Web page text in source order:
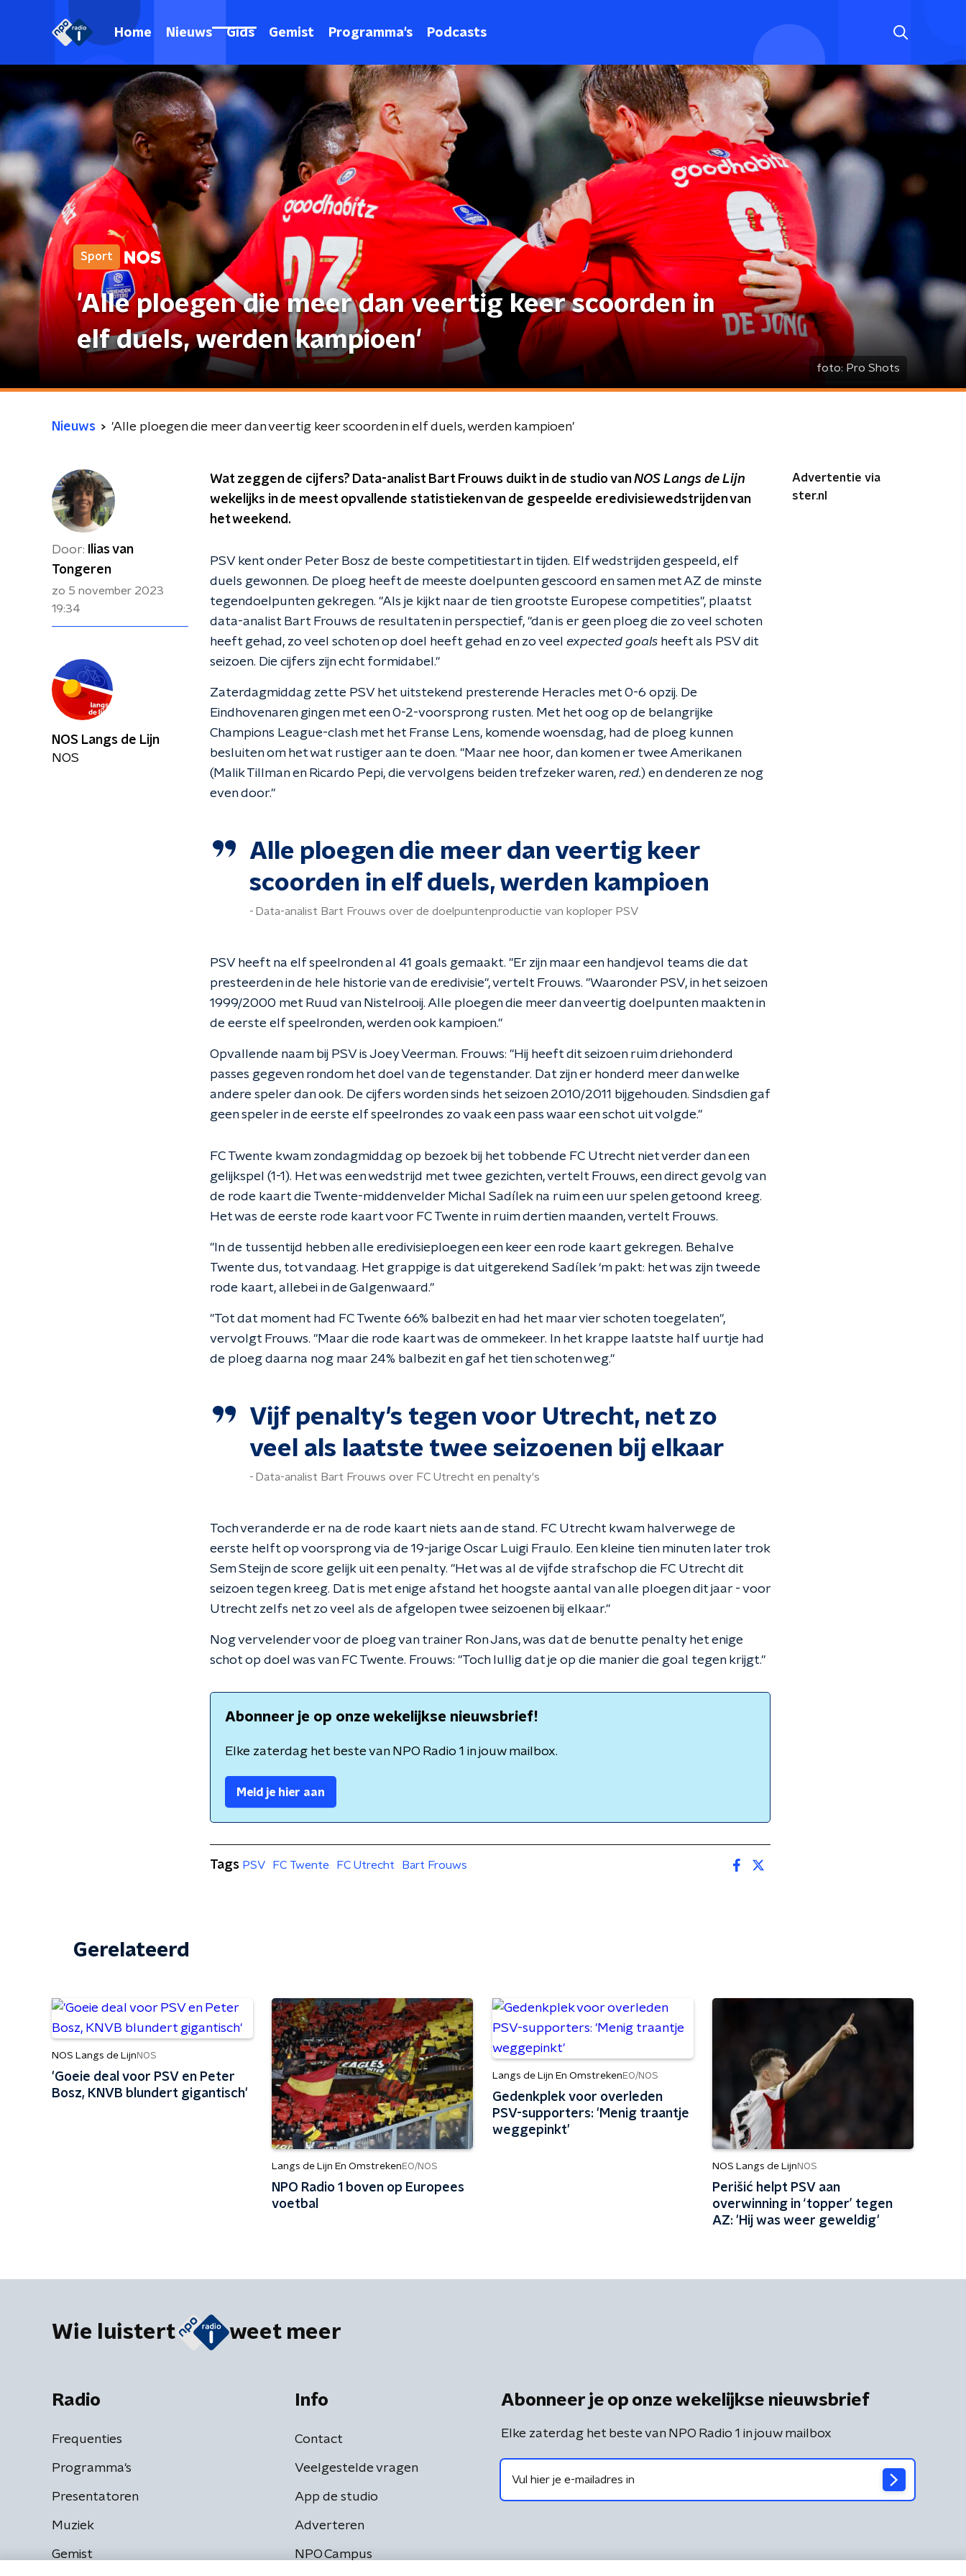
Home Nieuws Gids Gemist Programma's Podcasts
Sport
'Alle ploegen die meer dan veertig keer scoorden in
elf duels, werden kampioen'
foto: Pro Shots
Nieuws 'Alle ploegen die meer dan veertig keer scoorden in elf duels, werden kampioen'
Door:
Ilias van
Tongeren
zo 5 november 2023
19:34
Wat zeggen de cijfers? Data-analist Bart Frouws duikt in de studio vanNOS Langs de Lijn
wekelijks in de meest opvallende statistieken van de gespeelde eredivisiewedstrijden van
het weekend.
PSV kent onder Peter Bosz de beste competitiestart in tijden. Elf wedstrijden gespeeld, elf
duels gewonnen. De ploeg heeft de meeste doelpunten gescoord en samen met AZ de minste
tegendoelpunten gekregen. "Als je kijkt naar de tien grootste Europese competities", plaatst
data-analist Bart Frouws de resultaten in perspectief, "dan is er geen ploeg die zo veel schoten
heeft gehad, zo veel schoten op doel heeft gehad en zo veel expected goals heeft als PSV dit
seizoen. Die cijfers zijn echt formidabel."
Zaterdagmiddag zette PSV het uitstekend presterende Heracles met 0-6 opzij. De
Eindhovenaren gingen met een 0-2-voorsprong rusten. Met het oog op de belangrijke
Champions League-clash met het Franse Lens, komende woensdag, had de ploeg kunnen
besluiten om het wat rustiger aan te doen. "Maar nee hoor, dan komen er twee Amerikanen
(Malik Tillman en Ricardo Pepi, die vervolgens beiden trefzeker waren, red.) en denderen ze nog
even door."
Alle ploegen die meer dan veertig keer
scoorden in elf duels, werden kampioen
Data-analist Bart Frouws over de doelpuntenproductie van koploper PSV
PSV heeft na elf speelronden al 41 goals gemaakt. "Er zijn maar een handjevol teams die dat
presteerden in de hele historie van de eredivisie", vertelt Frouws. "Waaronder PSV, in het seizoen
1999/2000 met Ruud van Nistelrooij. Alle ploegen die meer dan veertig doelpunten maakten in
de eerste elf speelronden, werden ook kampioen."
Opvallende naam bij PSV is Joey Veerman. Frouws: "Hij heeft dit seizoen ruim driehonderd
passes gegeven rondom het doel van de tegenstander. Dat zijn er honderd meer dan welke
andere speler dan ook. De cijfers worden sinds het seizoen 2010/2011 bijgehouden. Sindsdien gaf
geen speler in de eerste elf speelrondes zo vaak een pass waar een schot uit volgde."
FC Twente kwam zondagmiddag op bezoek bij het tobbende FC Utrecht niet verder dan een
gelijkspel (1-1). Het was een wedstrijd met twee gezichten, vertelt Frouws, een direct gevolg van
de rode kaart die Twente-middenvelder Michal Sadílek na ruim een uur spelen getoond kreeg.
Het was de eerste rode kaart voor FC Twente in ruim dertien maanden, vertelt Frouws.
"In de tussentijd hebben alle eredivisieploegen een keer een rode kaart gekregen. Behalve
Twente dus, tot vandaag. Het grappige is dat uitgerekend Sadílek ‘m pakt: het was zijn tweede
rode kaart, allebei in de Galgenwaard."
"Tot dat moment had FC Twente 66% balbezit en had het maar vier schoten toegelaten",
vervolgt Frouws. "Maar die rode kaart was de ommekeer. In het krappe laatste half uurtje had
de ploeg daarna nog maar 24% balbezit en gaf het tien schoten weg."
Vijf penalty's tegen voor Utrecht, net zo
veel als laatste twee seizoenen bij elkaar
Data-analist Bart Frouws over FC Utrecht en penalty's
Toch veranderde er na de rode kaart niets aan de stand. FC Utrecht kwam halverwege de
eerste helft op voorsprong via de 19-jarige Oscar Luigi Fraulo. Een kleine tien minuten later trok
Sem Steijn de score gelijk uit een penalty. "Het was al de vijfde strafschop die FC Utrecht dit
seizoen tegen kreeg. Dat is met enige afstand het hoogste aantal van alle ploegen dit jaar - voor
Utrecht zelfs net zo veel als de afgelopen twee seizoenen bij elkaar."
Nog vervelender voor de ploeg van trainer Ron Jans, was dat de benutte penalty het enige
schot op doel was van FC Twente. Frouws: "Toch lullig dat je op die manier die goal tegen krijgt."
Abonneer je op onze wekelijkse nieuwsbrief!
Elke zaterdag het beste van NPO Radio 1 in jouw mailbox.
Meld je hier aan
Advertentie via
ster.nl
NOS Langs de Lijn
NOS
Tags PSV FC Twente FC Utrecht Bart Frouws
Gerelateerd
NOS Langs de Lijn NOS
'Goeie deal voor PSV en Peter
Bosz, KNVB blundert gigantisch'
Langs de Lijn En Omstreken EO/NOS
NPO Radio 1 boven op Europees
voetbal
Langs de Lijn En Omstreken EO/NOS
Gedenkplek voor overleden
PSV-supporters: 'Menig traantje
weggepinkt'
NOS Langs de Lijn NOS
Perišić helpt PSV aan
overwinning in ‘topper’ tegen
AZ: 'Hij was weer geweldig'
Wie luistert weet meer
Radio
Frequenties
Programma's
Presentatoren
Muziek
Gemist
Info
Contact
Veelgestelde vragen
App de studio
Adverteren
NPO Campus
Abonneer je op onze wekelijkse nieuwsbrief
Elke zaterdag het beste van NPO Radio 1 in jouw mailbox